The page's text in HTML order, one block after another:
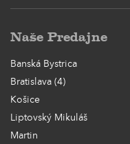
Naše Predajne
Banská Bystrica
Bratislava (4)
Košice
Liptovský Mikuláš
Martin